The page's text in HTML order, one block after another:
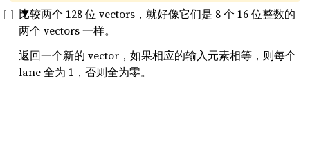
比较两个 128 位 vectors，就好像它们是 8 个 16 位整数的
两个 vectors 一样。
返回一个新的 vector，如果相应的输入元素相等，则每个
lane 全为 1，否则全为零。